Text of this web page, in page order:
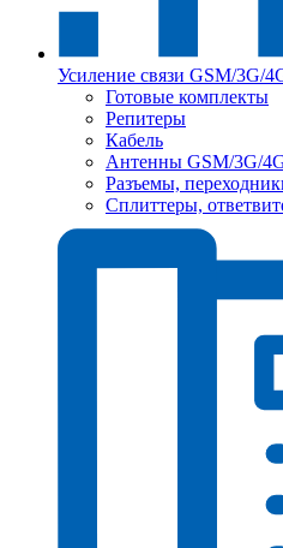
Усиление связи GSM/3G/
Готовые комплекты
Репитеры
Кабель
Антенны GSM/3G/
Разъемы,
Сплиттеры,